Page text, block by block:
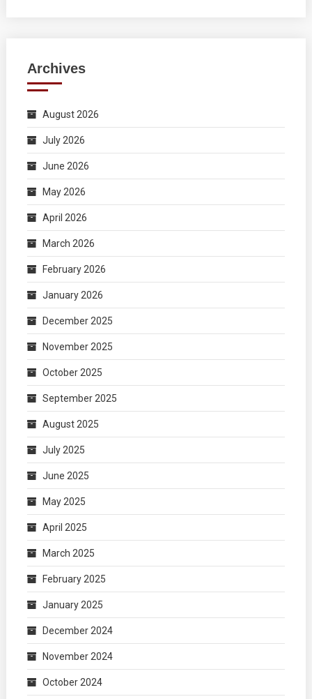
Archives
August 2026
July 2026
June 2026
May 2026
April 2026
March 2026
February 2026
January 2026
December 2025
November 2025
October 2025
September 2025
August 2025
July 2025
June 2025
May 2025
April 2025
March 2025
February 2025
January 2025
December 2024
November 2024
October 2024